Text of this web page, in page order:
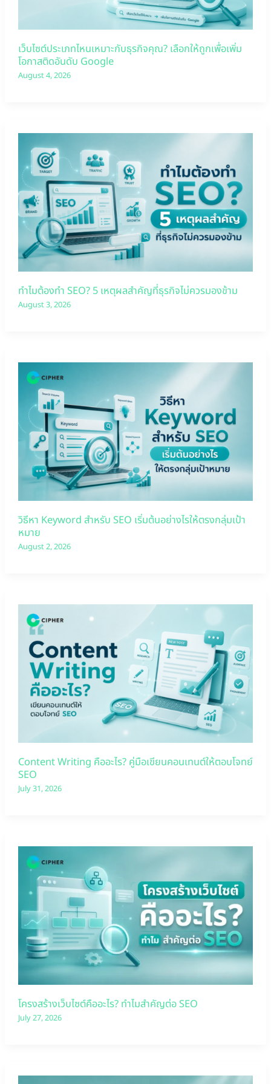
เว็บไซต์ประเภทไหนเหมาะกับธุรกิจคุณ? เลือกให้ถูกเพื่อเพิ่ม
โอกาสติดอันดับ Google
August 4, 2026
ทำไมต้องทำ SEO? 5 เหตุผลสำคัญที่ธุรกิจไม่ควรมองข้าม
August 3, 2026
วิธีหา Keyword สำหรับ SEO เริ่มต้นอย่างไรให้ตรงกลุ่มเป้า
หมาย
August 2, 2026
Content Writing คืออะไร? คู่มือเขียนคอนเทนต์ให้ตอบโจทย์
SEO
July 31, 2026
โครงสร้างเว็บไซต์คืออะไร? ทำไมสำคัญต่อ SEO
July 27, 2026